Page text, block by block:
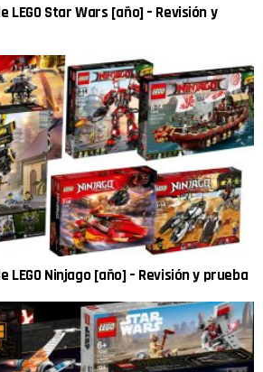
LEGO Star Wars [año] – Revisión y
LEGO Ninjago [año] – Revisión y prueba